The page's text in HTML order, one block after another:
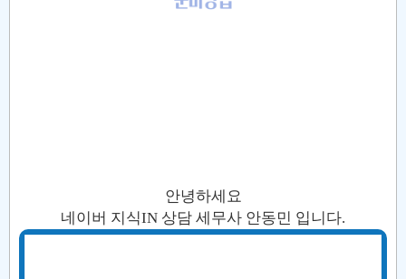
안녕하세요
네이버 지식IN 상담 세무사 안동민 입니다.